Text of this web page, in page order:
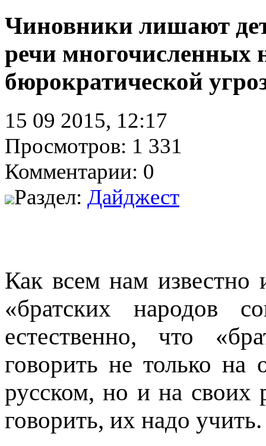
Чиновники лишают
речи многочисленных
бюрократической
15 09 2015, 12:17
Просмотров: 1 331
Комментарии: 0
Раздел: Дайджест
Как всем нам
«братских народов
естественно, что
говорить не только на
русском, но и на
говорить, их надо